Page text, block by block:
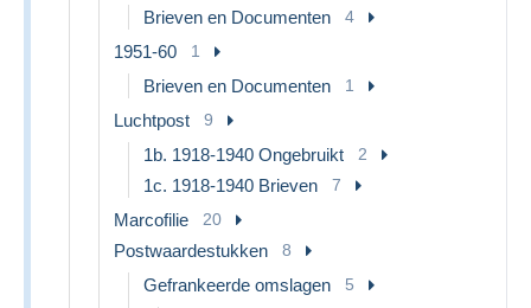
Brieven en Documenten 4
1951-60 1
Brieven en Documenten 1
Luchtpost 9
1b. 1918-1940 Ongebruikt 2
1c. 1918-1940 Brieven 7
Marcofilie 20
Postwaardestukken 8
Gefrankeerde omslagen 5